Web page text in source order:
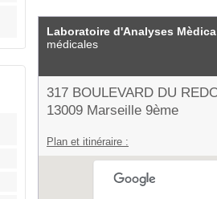
Laboratoire d'Analyses
médicales
317 BOULEVARD DU
13009 Marseille 9ème
Plan et itinéraire :